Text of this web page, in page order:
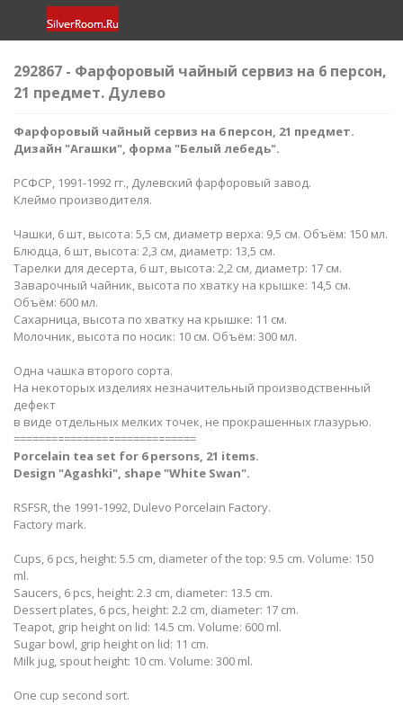
292867 - Фарфоровый чайный сервиз на 6 персон,
21 предмет. Дулево
Фарфоровый чайный сервиз на 6 персон, 21 предмет.
Дизайн "Агашки", форма "Белый лебедь".
РСФСР, 1991-1992 гг., Дулевский фарфоровый завод.
Клеймо производителя.
Чашки, 6 шт, высота: 5,5 см, диаметр верха: 9,5 см. Объём: 150 мл.
Блюдца, 6 шт, высота: 2,3 см, диаметр: 13,5 см.
Тарелки для десерта, 6 шт, высота: 2,2 см, диаметр: 17 см.
Заварочный чайник, высота по хватку на крышке: 14,5 см.
Объём: 600 мл.
Сахарница, высота по хватку на крышке: 11 см.
Молочник, высота по носик: 10 см. Объём: 300 мл.
Одна чашка второго сорта.
На некоторых изделиях незначительный производственный
дефект
в виде отдельных мелких точек, не прокрашенных глазурью.
=============================
Porcelain tea set for 6 persons, 21 items.
Design "Agashki", shape "White Swan".
RSFSR, the 1991-1992, Dulevo Porcelain Factory.
Factory mark.
Cups, 6 pcs, height: 5.5 cm, diameter of the top: 9.5 cm. Volume: 150
ml.
Saucers, 6 pcs, height: 2.3 cm, diameter: 13.5 cm.
Dessert plates, 6 pcs, height: 2.2 cm, diameter: 17 cm.
Teapot, grip height on lid: 14.5 cm. Volume: 600 ml.
Sugar bowl, grip height on lid: 11 cm.
Milk jug, spout height: 10 cm. Volume: 300 ml.
One cup second sort.